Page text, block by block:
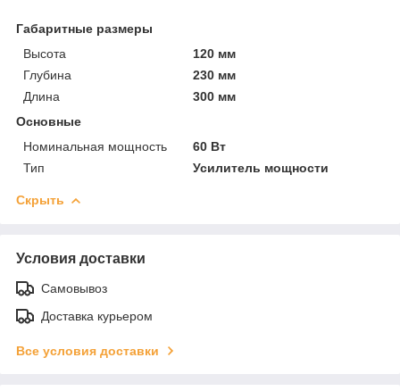
Габаритные размеры
Высота
120 мм
Глубина
230 мм
Длина
300 мм
Основные
Номинальная мощность
60 Вт
Тип
Усилитель мощности
Скрыть
Условия доставки
Самовывоз
Доставка курьером
Все условия доставки